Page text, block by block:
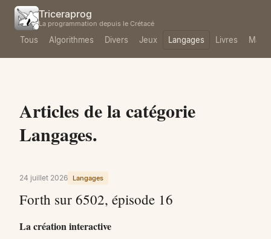
Triceraprog
La programmation depuis le Crétacé
Tous Algorithmes Divers Jeux Langages Livres
Articles de la catégorie
Langages.
24 juillet 2026 Langages
Forth sur 6502, épisode 16
La création interactive